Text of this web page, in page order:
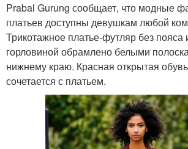
Prabal Gurung сообщает, что модные
платьев доступны девушкам любой
Трикотажное платье-футляр без пояса
горловиной обрамлено белыми
нижнему краю. Красная открытая
сочетается с платьем.